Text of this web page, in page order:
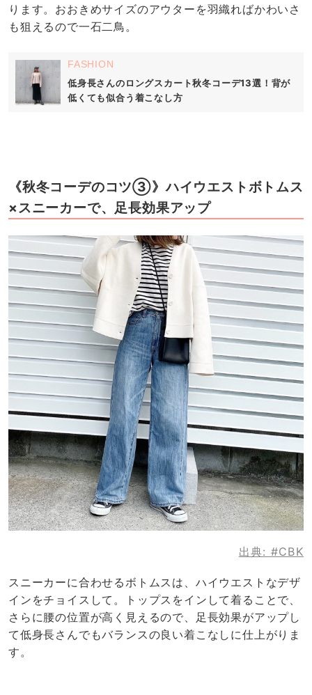
ります。おおきめサイズのアウターを羽織ればかわいさ
も狙えるので一石二鳥。
FASHION
低身長さんのロングスカート秋冬コーデ13選！背が
低くても似合う着こなし方
《秋冬コーデのコツ③》ハイウエストボトムス
×スニーカーで、足長効果アップ
出典: #CBK
スニーカーに合わせるボトムスは、ハイウエストなデザ
インをチョイスして。トップスをインして着ることで、
さらに腰の位置が高く見えるので、足長効果がアップし
て低身長さんでもバランスの良い着こなしに仕上がりま
す。